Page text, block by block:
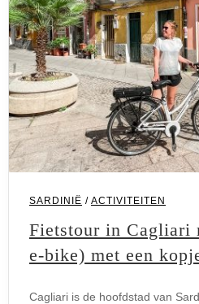
SARDINIË / ACTIVITEITEN
Fietstour in Cagliari
e-bike) met een
Cagliari is de hoofdstad van